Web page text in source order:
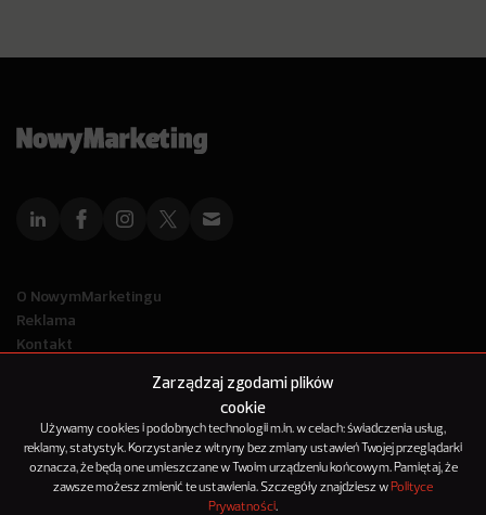
Zarządzaj zgodami plików
cookie
Używamy cookies i podobnych technologii m.in. w celach: świadczenia usług,
reklamy, statystyk. Korzystanie z witryny bez zmiany ustawień Twojej przeglądarki
oznacza, że będą one umieszczane w Twoim urządzeniu końcowym. Pamiętaj, że
zawsze możesz zmienić te ustawienia. Szczegóły znajdziesz w Polityce
Prywatności.
O NowymMarketingu
Reklama
Kontakt
© 2012-2025
NowyMarketing jest marką 143Media Sp. z o.o.